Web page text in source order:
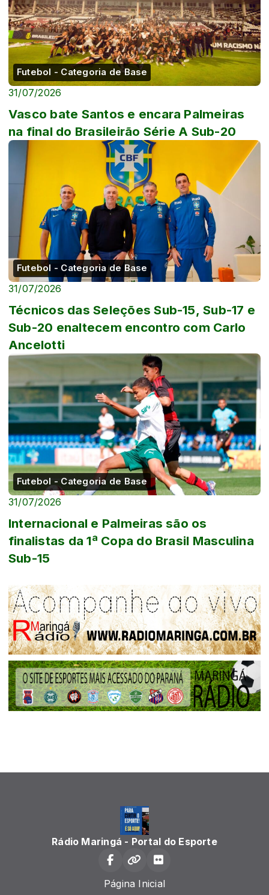
Futebol - Categoria de Base
31/07/2026
Vasco bate Santos e encara Palmeiras
na final do Brasileirão Série A Sub-20
Futebol - Categoria de Base
31/07/2026
Técnicos das Seleções Sub-15, Sub-17 e
Sub-20 enaltecem encontro com Carlo
Ancelotti
Futebol - Categoria de Base
31/07/2026
Internacional e Palmeiras são os
finalistas da 1ª Copa do Brasil Masculina
Sub-15
Rádio Maringá - Portal do Esporte
Página Inicial